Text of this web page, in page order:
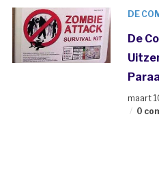
DE
De
maart
0